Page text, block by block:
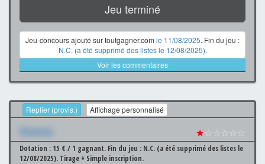
Jeu terminé
Jeu-concours ajouté sur toutgagner.com le 11/08/2025. Fin du jeu :
N.C. (a été supprimé des listes le 12/08/2025).
Voir les commentaires
Replier (provis.) Affichage personnalisé
Xxxxxxx ★☆☆☆☆☆
Dotation : 15 € / 1 gagnant. Fin du jeu : N.C. (a été supprimé des listes le
12/08/2025). Tirage + Simple inscription.